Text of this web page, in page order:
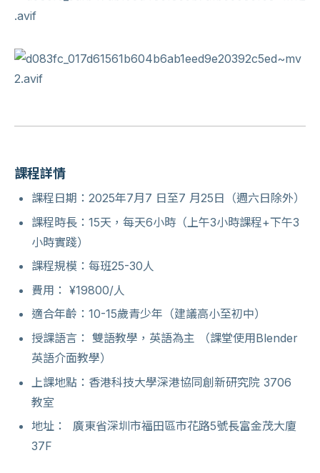
課程詳情
課程日期：2025年7月7 日至7 月25日（週六日除外）
課程時長：15天，每天6小時（上午3小時課程+下午3
小時實踐）
課程規模：每班25-30人
費用： ¥19800/人
適合年齡：10-15歲青少年（建議高小至初中）
授課語言： 雙語教學，英語為主 （課堂使用Blender
英語介面教學）
上課地點：香港科技大學深港協同創新研究院 3706
教室
地址： 廣東省深圳市福田區市花路5號長富金茂大廈
37F